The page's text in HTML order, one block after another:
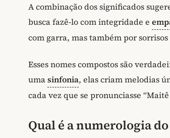
A combinação dos significados
busca fazê-lo com integridade e
com garra, mas também por
Esses nomes compostos são
umasinfonia, elas criam melodias
cada vez que se pronunciasse
Qual é a numerologia